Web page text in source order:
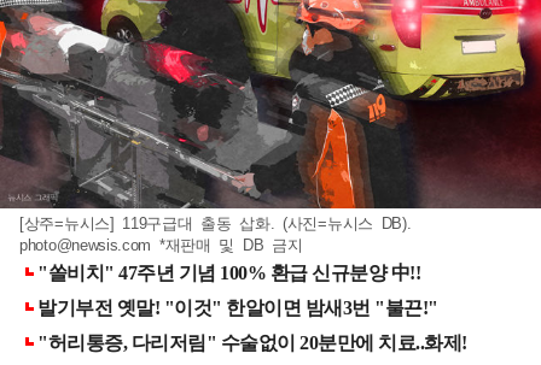
[상주=뉴시스] 119구급대 출동 삽화. (사진=뉴시스 DB).
photo@newsis.com *재판매 및 DB 금지